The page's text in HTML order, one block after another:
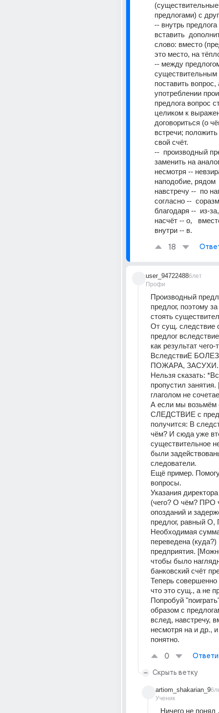
предлогами) с
-- внутрь
вставить
слово: вместо
это место, на
-- между
поставить вопрос,
употреблении
предлога вопрос
целиком к
договориться (о
встречи;
свой счёт.
--  производный
заменить на
несмотря --
наподобие, рядом
навстречу --  по
согласно --
благодаря --  из-
насчёт -- о,
внутри -- в.
18
user_94722488
Профи
6лет
Производный
предлог, поэтому
стоять
От сущ. следствие
предлог
как результат чего-
ВследствиЕ
ПОЖАРА,
Нельзя сказать:
пропустил
глаголом не
А если мы возьмём
СЛЕДСТВИЕ с
получится: В
чём? И сюда уже
существительное
были
следователи.
Ещё пример.
вопросы.
Указания
(чего? О чём? ПРО
опозданий и
предлог, равный
Необходимая
переведена (куда?)
предприятия.
чтобы было
банковский счёт
Теперь совершенно
что это сущ., а не
Попробуй
образом с
вслед, навстречу,
несмотря на и др.,
понятно.
0
Скрыть ветку
artiom_shakarian_9
Ученик
Ничего не понял .